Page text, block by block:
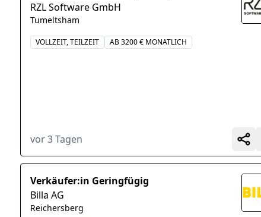
RZL Software GmbH
Tumeltsham
VOLLZEIT, TEILZEIT AB 3200 € MONATLICH
vor 3 Tagen
Verkäufer:in Geringfügig
Billa AG
Reichersberg